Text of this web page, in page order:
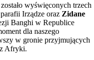
wyświęconych trzech
Irządze oraz Zidane
Banghi w Republice
dla naszego
w gronie przyjmujących
Afryki.